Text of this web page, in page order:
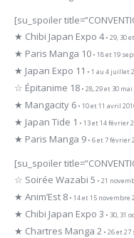
[su_spoiler
★ Chibi Japan Expo 4• 29, 30
★ Paris Manga 10 • 18 et 19
★ Japan Expo 11 • 1 au 4 juillet
☆ Épitanime 18 • 28, 29 et 30 mai
★ Mangacity 6 • 10 et 11 avril
★ Japan Tide 1 • 13 et 14 février
★ Paris Manga 9 • 6 et 7 février
[su_spoiler
☆ Soirée Wazabi 5 • 21
★ Anim’Est 8 • 14 et 15 novembre
★ Chibi Japan Expo 3 • 30, 31
★ Chartres Manga 2 • 26 et 27